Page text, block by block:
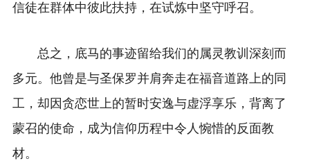
信徒在群体中彼此扶持，在试炼中坚守呼召。
总之，底马的事迹留给我们的属灵教训深刻而
多元。他曾是与圣保罗并肩奔走在福音道路上的同
工，却因贪恋世上的暂时安逸与虚浮享乐，背离了
蒙召的使命，成为信仰历程中令人惋惜的反面教
材。